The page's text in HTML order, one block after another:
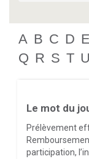
A B C D E
Q R S T U
Le mot du
Prélèvement
participation,